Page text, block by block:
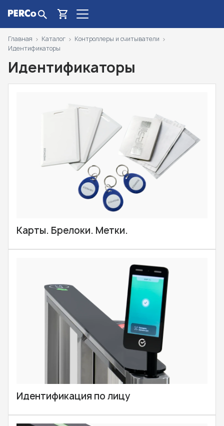
Главная Каталог
Контроллеры и считыватели
Идентификаторы
Идентификаторы
Карты. Брелоки. Метки.
Идентификация по лицу